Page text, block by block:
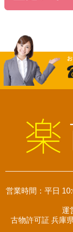
営業時間：平日
運
古物許可証 兵庫